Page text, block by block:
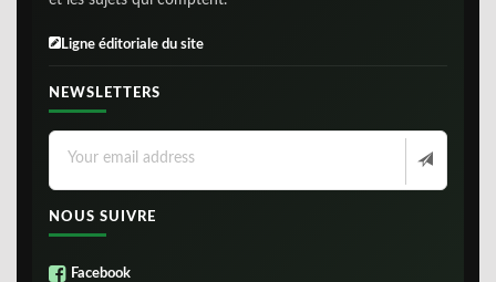
Ligne éditoriale du site
NEWSLETTERS
NOUS SUIVRE
Facebook